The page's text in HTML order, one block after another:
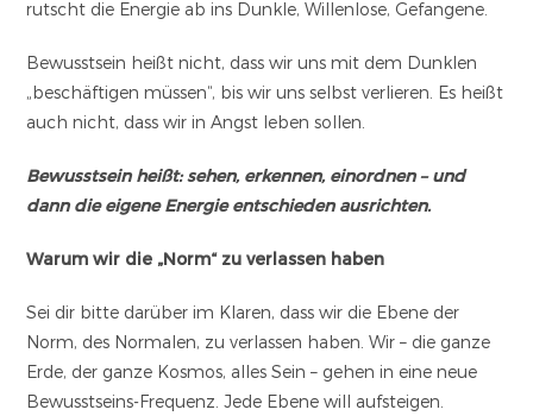
rutscht die Energie ab ins Dunkle, Willenlose, Gefangene.
Bewusstsein heißt nicht, dass wir uns mit dem Dunklen
„beschäftigen müssen“, bis wir uns selbst verlieren. Es heißt
auch nicht, dass wir in Angst leben sollen.
Bewusstsein heißt: sehen, erkennen, einordnen – und
dann die eigene Energie entschieden ausrichten.
Warum wir die „Norm“ zu verlassen haben
Sei dir bitte darüber im Klaren, dass wir die Ebene der
Norm, des Normalen, zu verlassen haben. Wir – die ganze
Erde, der ganze Kosmos, alles Sein – gehen in eine neue
Bewusstseins-Frequenz. Jede Ebene will aufsteigen.